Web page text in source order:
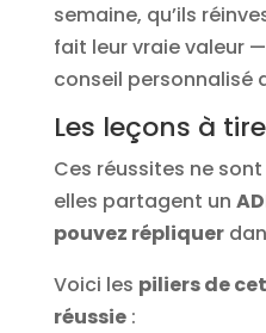
semaine, qu’ils
fait leur vraie valeur
conseil personnalisé
Les leçons à
Ces réussites ne
elles partagent un
pouvez répliquer
Voici les piliers de
réussie: